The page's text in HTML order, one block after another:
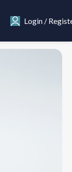
Login /